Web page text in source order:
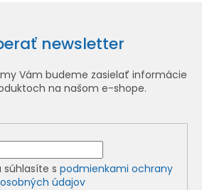
newsletter
Vám budeme zasielať informácie
na našom e-shope.
s podmienkami ochrany
osobných údajov